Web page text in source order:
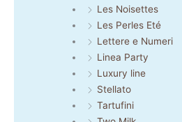
Les Noisettes
Les Perles Eté
Lettere e Numeri
Linea Party
Luxury line
Stellato
Tartufini